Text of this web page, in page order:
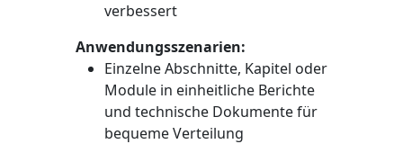
verbessert
Anwendungsszenarien:
Einzelne Abschnitte, Kapitel oder
Module in einheitliche Berichte
und technische Dokumente für
bequeme Verteilung